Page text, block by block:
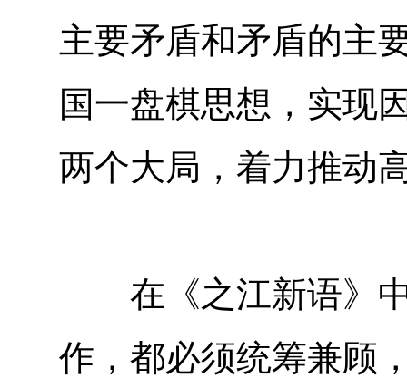
主要矛盾和矛盾的主
国一盘棋思想，实现
两个大局，着力推动
在《之江新语》中
作，都必须统筹兼顾